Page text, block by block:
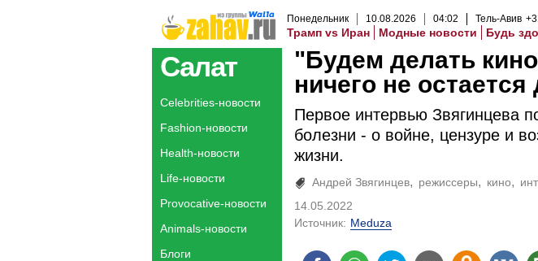
Понедельник 10.08.2026 04:02 Тель-Авив
Трамп vs Иран Модные новости Будь
Салат
Celebrities-новости
Fashion-новости
Health-новости
Life-новости
Provocative-новости
Animals-новости
Блоги
"Будем делать
ничего не остается
Первое интервью Звягинцева
болезни - о войне, цензуре и
жизни.
Андрей Звягинцев режиссеры кино
14.05.2022
Источник: Meduza